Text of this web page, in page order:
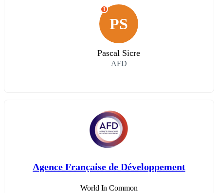
PS
I
Pascal Sicre
AFD
Agence Française de Développement
World In Common